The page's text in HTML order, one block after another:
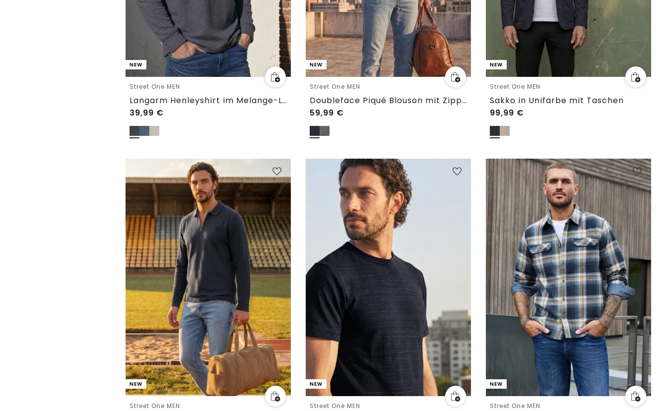
NEW
Street One MEN
Langarm Henleyshirt im Melange-Look
39,99 €
NEW
Street One MEN
Doubleface Piqué Blouson mit Zipper
59,99 €
NEW
Street One MEN
Sakko in Unifarbe mit Taschen
99,99 €
NEW
Street One MEN
NEW
Street One MEN
NEW
Street One MEN